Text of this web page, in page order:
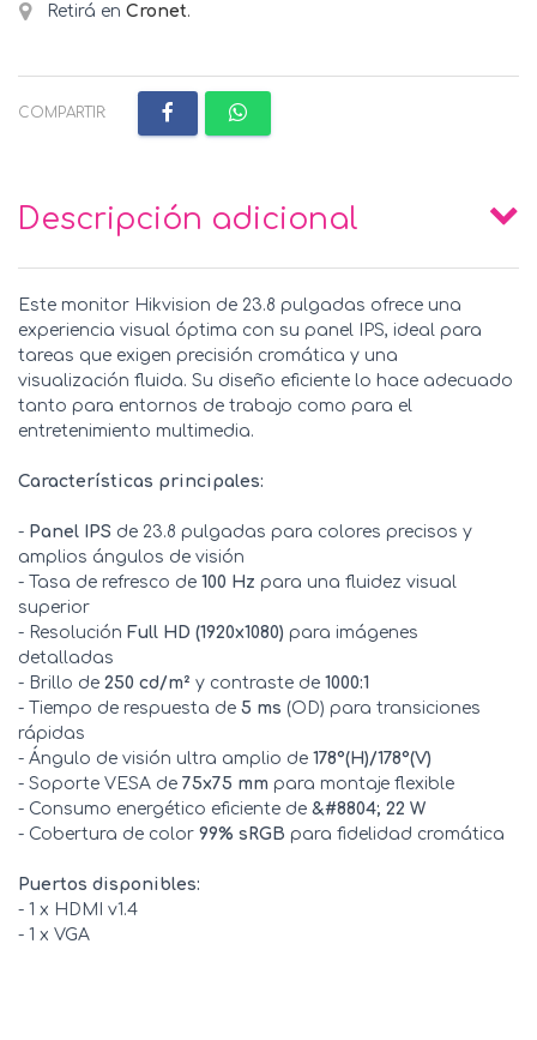
Retirá en Cronet.
COMPARTIR:
Descripción adicional
Este monitor Hikvision de 23.8 pulgadas ofrece una
experiencia visual óptima con su panel IPS, ideal para
tareas que exigen precisión cromática y una
visualización fluida. Su diseño eficiente lo hace adecuado
tanto para entornos de trabajo como para el
entretenimiento multimedia.
Características principales:
- Panel IPS de 23.8 pulgadas para colores precisos y
amplios ángulos de visión
- Tasa de refresco de 100 Hz para una fluidez visual
superior
- Resolución Full HD (1920x1080) para imágenes
detalladas
- Brillo de 250 cd/m² y contraste de 1000:1
- Tiempo de respuesta de 5 ms (OD) para transiciones
rápidas
- Ángulo de visión ultra amplio de 178°(H)/178°(V)
- Soporte VESA de 75x75 mm para montaje flexible
- Consumo energético eficiente de &#8804; 22 W
- Cobertura de color 99% sRGB para fidelidad cromática
Puertos disponibles:
- 1 x HDMI v1.4
- 1 x VGA